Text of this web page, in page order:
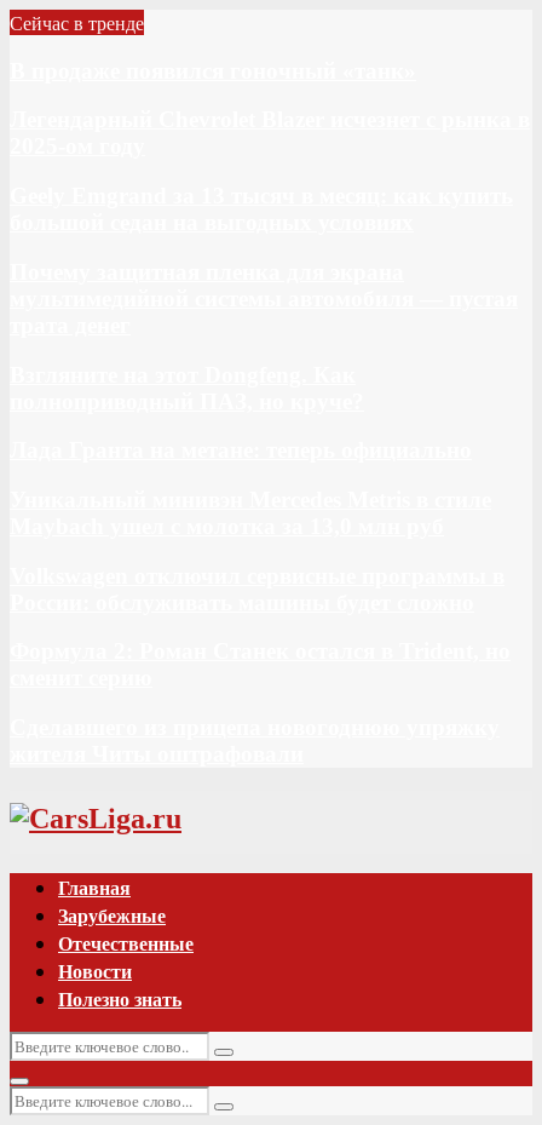
Сейчас в тренде
Vk
Главная
Зарубежные
Отечественные
Новости
Полезно знать
Искать:
Поиск
Основное
меню
Искать:
Поиск